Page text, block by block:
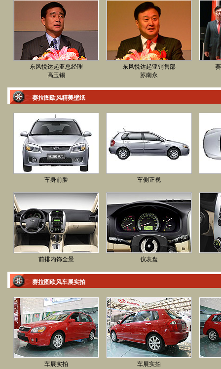
东风悦达起亚总经理
高玉锡
东风悦达起亚销售部
苏南永
赛拉图欧风精美壁纸
车身前脸 车侧正视
前排内饰全景 仪表盘
赛拉图欧风车展实拍
车展实拍 车展实拍